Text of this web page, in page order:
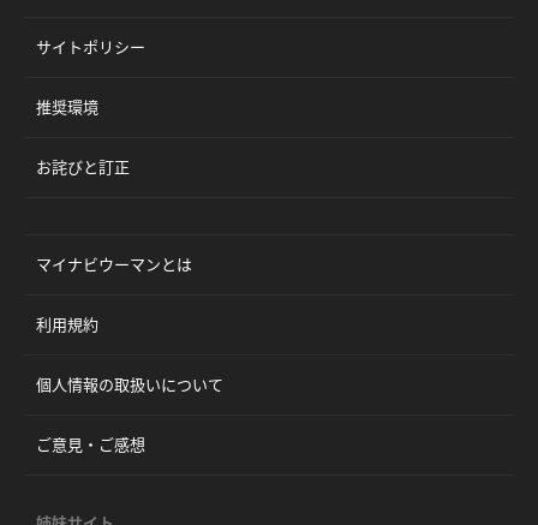
サイトポリシー
推奨環境
お詫びと訂正
マイナビウーマンとは
利用規約
個人情報の取扱いについて
ご意見・ご感想